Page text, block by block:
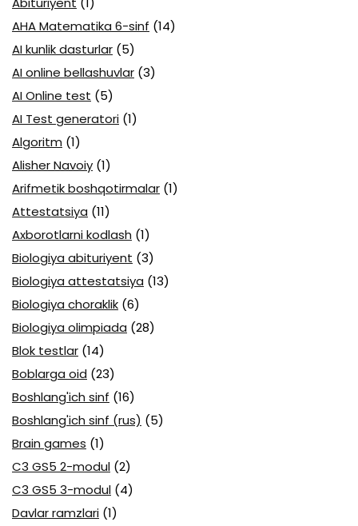
AHA Matematika 6-sinf (14)
AI kunlik dasturlar (5)
AI online bellashuvlar (3)
AI Online test (5)
AI Test generatori (1)
Algoritm (1)
Alisher Navoiy (1)
Arifmetik boshqotirmalar (1)
Attestatsiya (11)
Axborotlarni kodlash (1)
Biologiya abituriyent (3)
Biologiya attestatsiya (13)
Biologiya choraklik (6)
Biologiya olimpiada (28)
Blok testlar (14)
Boblarga oid (23)
Boshlang'ich sinf (16)
Boshlang'ich sinf (rus) (5)
Brain games (1)
C3 GS5 2-modul (2)
C3 GS5 3-modul (4)
Davlar ramzlari (1)